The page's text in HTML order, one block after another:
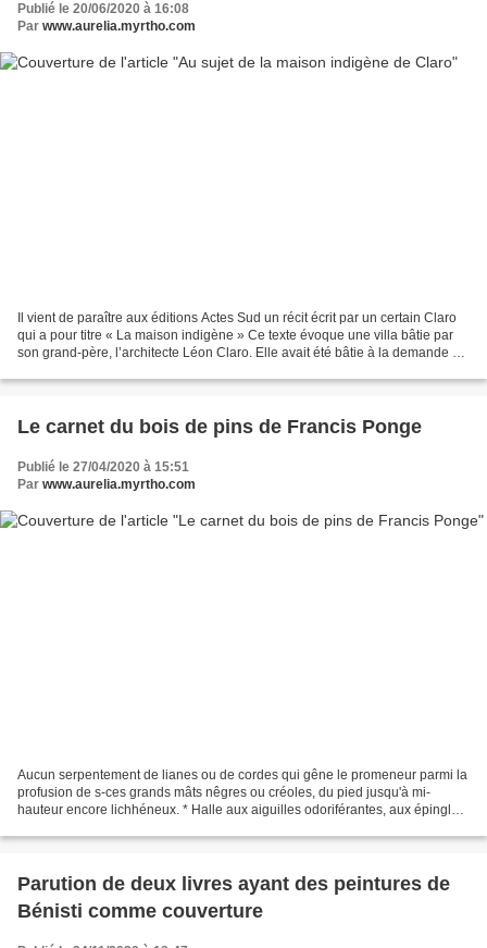
Publié le 20/06/2020 à 16:08
Par www.aurelia.myrtho.com
Il vient de paraître aux éditions Actes Sud un récit écrit par un certain Claro
qui a pour titre « La maison indigène » Ce texte évoque une villa bâtie par
son grand-père, l’architecte Léon Claro. Elle avait été bâtie à la demande du
Le carnet du bois de pins de Francis Ponge
Publié le 27/04/2020 à 15:51
Par www.aurelia.myrtho.com
Aucun serpentement de lianes ou de cordes qui gêne le promeneur parmi la
profusion de s-ces grands mâts nêgres ou créoles, du pied jusqu'à mi-
hauteur encore lichhéneux. * Halle aux aiguilles odoriférantes, aux épingles
Parution de deux livres ayant des peintures de
Bénisti comme couverture